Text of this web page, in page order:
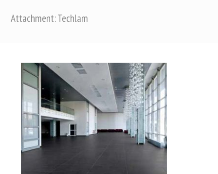
Attachment: Techlam